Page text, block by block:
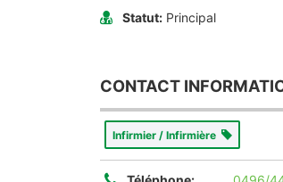
Statut: Principal
CONTACT
Infirmier / Infirmière